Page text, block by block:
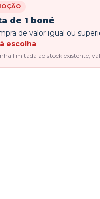
de 1 boné
de valor igual ou
escolha.
limitada ao stock existente,